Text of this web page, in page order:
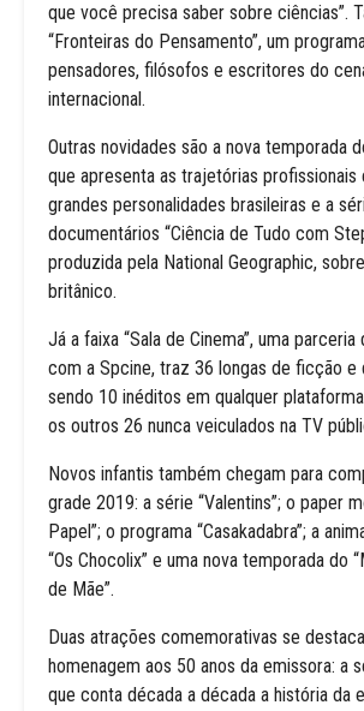
que você precisa saber sobre ciências”.
“Fronteiras do Pensamento”, um
pensadores, filósofos e escritores do
internacional.
Outras novidades são a nova temporada
que apresenta as trajetórias profissionais
grandes personalidades brasileiras e a
documentários “Ciência de Tudo com
produzida pela National Geographic,
britânico.
Já a faixa “Sala de Cinema”, uma parceria
com a Spcine, traz 36 longas de ficção e
sendo 10 inéditos em qualquer
os outros 26 nunca veiculados na TV
Novos infantis também chegam para
grade 2019: a série “Valentins”; o paper
Papel”; o programa “Casakadabra”; a
“Os Chocolix” e uma nova temporada do
de Mãe”.
Duas atrações comemorativas se
homenagem aos 50 anos da emissora: a
que conta década a década a história da